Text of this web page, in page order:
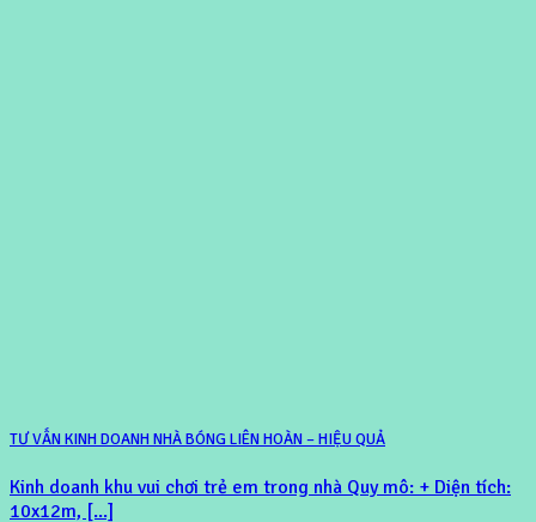
TƯ VẤN KINH DOANH NHÀ BÓNG LIÊN HOÀN – HIỆU QUẢ
Kinh doanh khu vui chơi trẻ em trong nhà Quy mô: + Diện tích:
10x12m, [...]